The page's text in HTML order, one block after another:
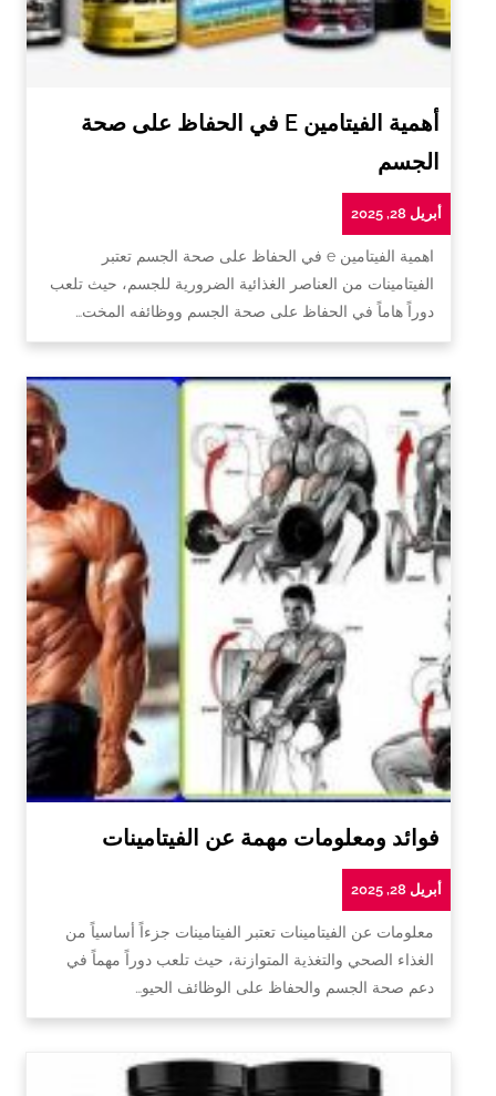
أهمية الفيتامين E في الحفاظ على صحة
الجسم
أبريل 28, 2025
اهمية الفيتامين e في الحفاظ على صحة الجسم تعتبر
الفيتامينات من العناصر الغذائية الضرورية للجسم، حيث تلعب
دوراً هاماً في الحفاظ على صحة الجسم ووظائفه المخت…
فوائد ومعلومات مهمة عن الفيتامينات
أبريل 28, 2025
معلومات عن الفيتامينات تعتبر الفيتامينات جزءاً أساسياً من
الغذاء الصحي والتغذية المتوازنة، حيث تلعب دوراً مهماً في
دعم صحة الجسم والحفاظ على الوظائف الحيو…